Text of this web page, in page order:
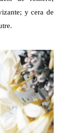
y cera de